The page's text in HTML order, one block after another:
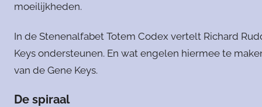
moeilijkheden.
In de Stenenalfabet Totem Codex vertelt Richard
Keys ondersteunen. En wat engelen hiermee te
van de Gene Keys.
De spiraal